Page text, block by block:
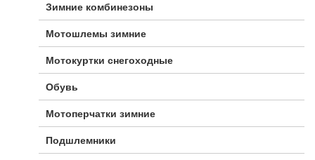
Зимние комбинезоны
Мотошлемы зимние
Мотокуртки снегоходные
Обувь
Мотоперчатки зимние
Подшлемники